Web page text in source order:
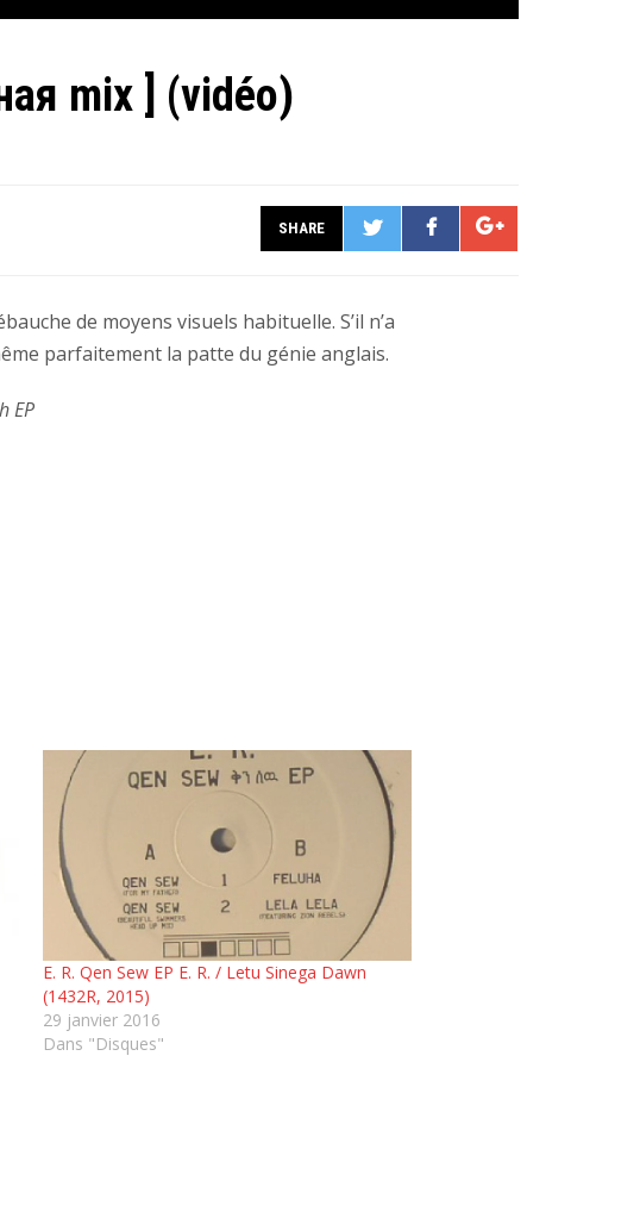
mix ] (vidéo)
SHARE
Tweet Share
de moyens visuels habituelle. S’il n’a
parfaitement la patte du génie anglais.
EP
E. R. Qen Sew EP E. R. / Letu Sinega Dawn
(1432R, 2015)
29 janvier 2016
Dans "Disques"